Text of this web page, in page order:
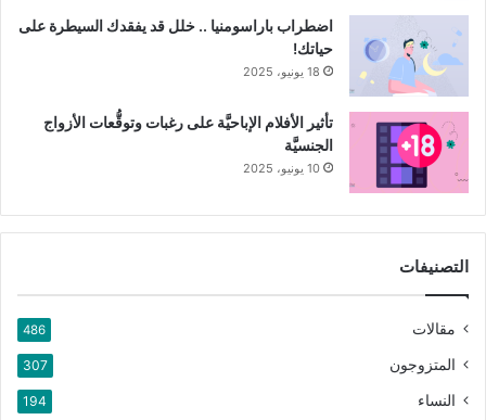
اضطراب باراسومنيا .. خلل قد يفقدك السيطرة على
حياتك!
18 يونيو، 2025
تأثير الأفلام الإباحيَّة على رغبات وتوقُّعات الأزواج
الجنسيَّة
10 يونيو، 2025
التصنيفات
مقالات 486
المتزوجون 307
النساء 194